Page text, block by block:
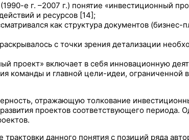
е г. –2007 г.) понятие «инвестиционный
и ресурсов [14];
как структура документов
с точки зрения детализации
проект» включает в себя инновационную
команды и главной цели-идеи,
отражающую толкование
проектов соответствующего
данного понятия с позиций ряда